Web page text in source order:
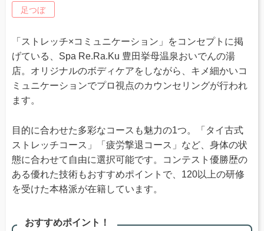
足つぼ
「ストレッチ×コミュニケーション」をコンセプトに掲
げている、Spa Re.Ra.Ku 豊田挙母温泉おいでんの湯
店。オリジナルのボディケアをしながら、キメ細かいコ
ミュニケーションでプロ視点のカウンセリングが行われ
ます。
目的に合わせた多彩なコースも魅力の1つ。「タイ古式
ストレッチコース」「疲労撃退コース」など、身体の状
態に合わせて自由に選択可能です。コンテスト優勝歴の
ある優れた技術もおすすめポイントで、120以上の研修
を受けた本格派が在籍しています。
おすすめポイント！